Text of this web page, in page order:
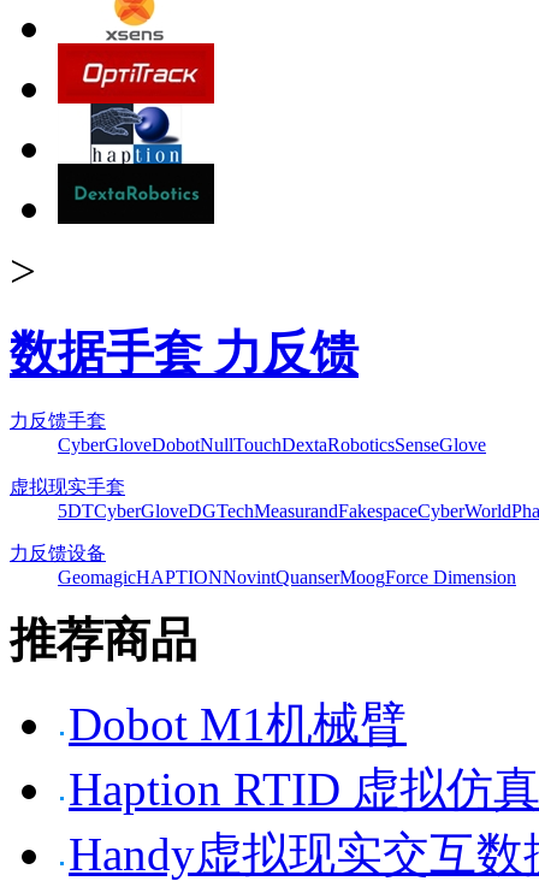
>
数据手套 力反馈
力反馈手套
CyberGloveDobotNullTouchDextaRoboticsSenseGlove
虚拟现实手套
5DTCyberGloveDGTechMeasurandFakespaceCyberWorld
力反馈设备
GeomagicHAPTIONNovintQuanserMoogForce Dimension
推荐商品
Dobot M1机械臂
Haption RTID 虚拟仿
Handy虚拟现实交互数